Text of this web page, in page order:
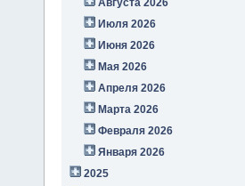
Августа 2026
Июля 2026
Июня 2026
Мая 2026
Апреля 2026
Марта 2026
Февраля 2026
Января 2026
2025